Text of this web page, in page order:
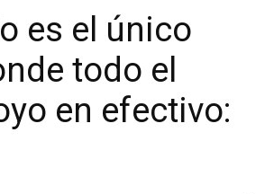
es el único
todo el
en efectivo: